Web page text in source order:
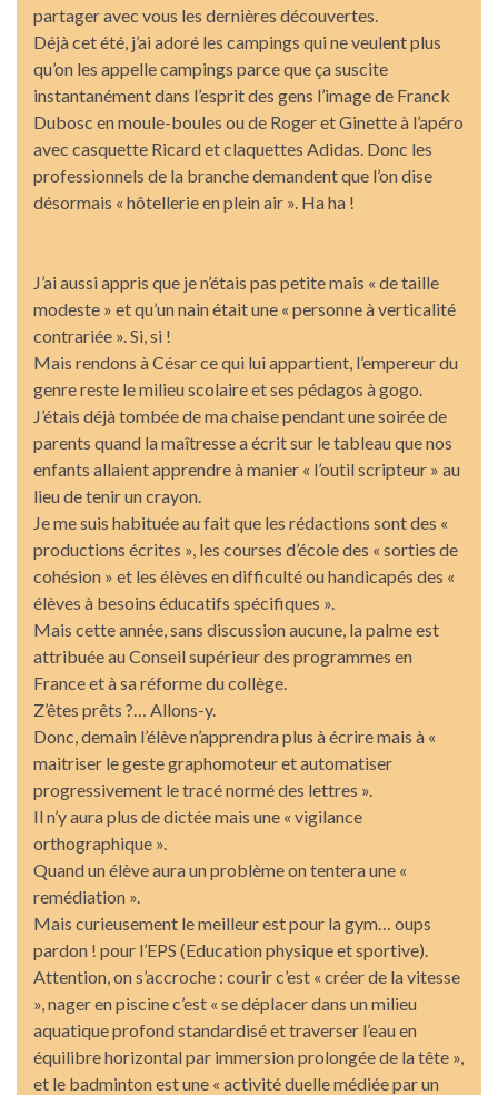
partager avec vous les dernières découvertes.
Déjà cet été, j’ai adoré les campings qui ne veulent plus
qu’on les appelle campings parce que ça suscite
instantanément dans l’esprit des gens l’image de Franck
Dubosc en moule-boules ou de Roger et Ginette à l’apéro
avec casquette Ricard et claquettes Adidas. Donc les
professionnels de la branche demandent que l’on dise
désormais « hôtellerie en plein air ». Ha ha !
J’ai aussi appris que je n’étais pas petite mais « de taille
modeste » et qu’un nain était une « personne à verticalité
contrariée ». Si, si !
Mais rendons à César ce qui lui appartient, l’empereur du
genre reste le milieu scolaire et ses pédagos à gogo.
J’étais déjà tombée de ma chaise pendant une soirée de
parents quand la maîtresse a écrit sur le tableau que nos
enfants allaient apprendre à manier « l’outil scripteur » au
lieu de tenir un crayon.
Je me suis habituée au fait que les rédactions sont des «
productions écrites », les courses d’école des « sorties de
cohésion » et les élèves en difficulté ou handicapés des «
élèves à besoins éducatifs spécifiques ».
Mais cette année, sans discussion aucune, la palme est
attribuée au Conseil supérieur des programmes en
France et à sa réforme du collège.
Z’êtes prêts ?… Allons-y.
Donc, demain l’élève n’apprendra plus à écrire mais à «
maitriser le geste graphomoteur et automatiser
progressivement le tracé normé des lettres ».
Il n’y aura plus de dictée mais une « vigilance
orthographique ».
Quand un élève aura un problème on tentera une «
remédiation ».
Mais curieusement le meilleur est pour la gym… oups
pardon ! pour l’EPS (Education physique et sportive).
Attention, on s’accroche : courir c’est « créer de la vitesse
», nager en piscine c’est « se déplacer dans un milieu
aquatique profond standardisé et traverser l’eau en
équilibre horizontal par immersion prolongée de la tête »,
et le badminton est une « activité duelle médiée par un